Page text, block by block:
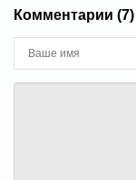
Комментарии (7)